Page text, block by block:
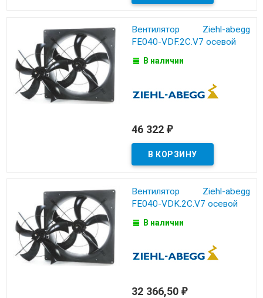
Вентилятор Ziehl-abegg
FE040-VDF.2C.V7 осевой
В наличии
46 322 ₽
Вентилятор Ziehl-abegg
FE040-VDK.2C.V7 осевой
В наличии
32 366,50 ₽